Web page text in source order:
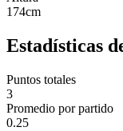
174cm
Estadísticas
Puntos totales
3
Promedio por partido
0.25